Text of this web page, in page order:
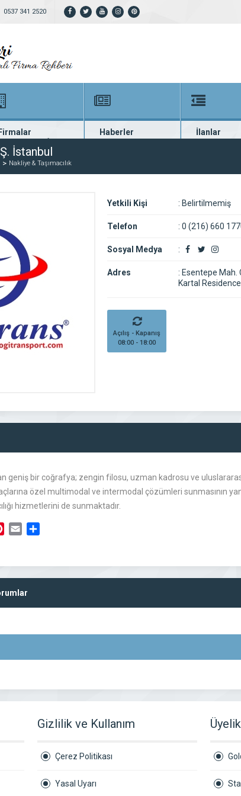
0537 341 2520
Firmalar
kayıtlı firma
Haberler
En güncel haberler
İlanlar
Güncel seri
İstanbul
Nakliye & Taşımacılık
Yetkili Kişi : Belirtilmemiş
Telefon : 0 (216) 660
Sosyal Medya :
Adres : Esentepe Mah.
Kartal
Açılış - Kapanış
08:00 - 18:00
geniş bir coğrafya; zengin filosu, uzman kadrosu ve
özel multimodal ve intermodal çözümleri sunmasının
hizmetlerini de sunmaktadır.
Pinterest
Email
Gizlilik ve Kullanım
Çerez Politikası
Yasal Uyarı